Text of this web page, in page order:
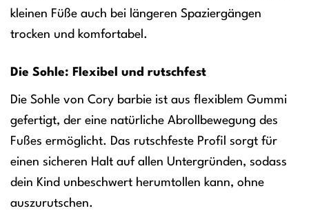
kleinen Füße auch bei längeren Spaziergängen
trocken und komfortabel.
Die Sohle: Flexibel und rutschfest
Die Sohle von Cory barbie ist aus flexiblem Gummi
gefertigt, der eine natürliche Abrollbewegung des
Fußes ermöglicht. Das rutschfeste Profil sorgt für
einen sicheren Halt auf allen Untergründen, sodass
dein Kind unbeschwert herumtollen kann, ohne
auszurutschen.